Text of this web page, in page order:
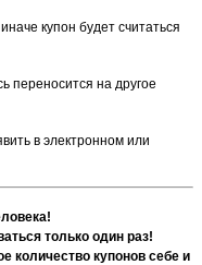
купон будет считаться
переносится на другое
в электронном или
только один раз!
количество купонов себе и